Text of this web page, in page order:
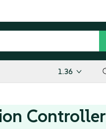
1.36
Controller